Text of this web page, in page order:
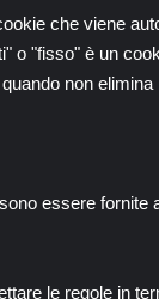
che viene
o "fisso" è un
non
essere
le regole in